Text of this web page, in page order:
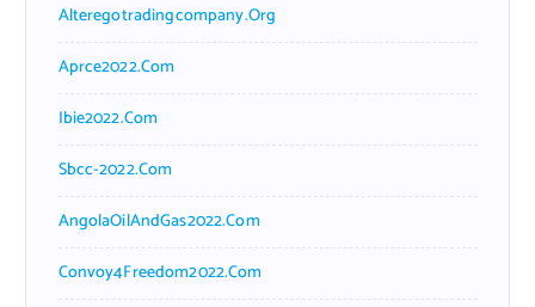
Alteregotradingcompany.org
Aprce2022.com
Ibie2022.com
Sbcc-2022.com
AngolaOilAndGas2022.com
Convoy4Freedom2022.com